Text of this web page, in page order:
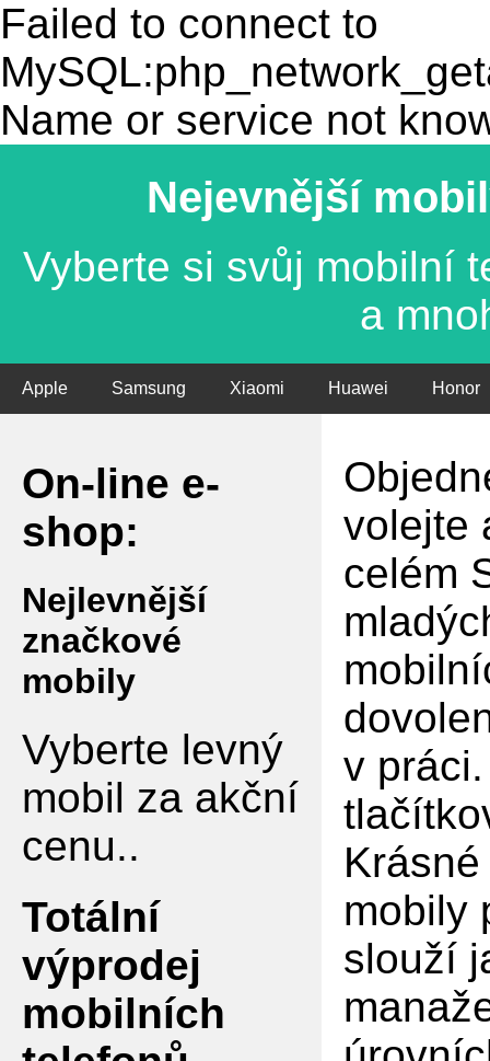
Failed to connect to
Name or service not
Nejevnější
Vyberte si svůj mobilní
a
Apple Samsung Xiaomi Huawei Honor
On-line e-
shop:
Nejlevnější
značkové
mobily
Vyberte levný
mobil za akční
cenu..
Totální
výprodej
mobilních
volejte
celém
v
mobily
slouží